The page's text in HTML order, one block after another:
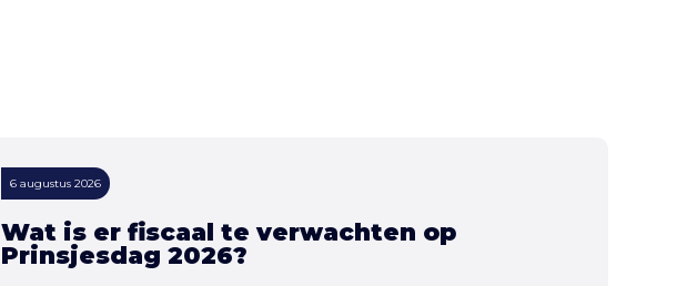
6 augustus 2026
Wat is er fiscaal te verwachten op
Prinsjesdag 2026?